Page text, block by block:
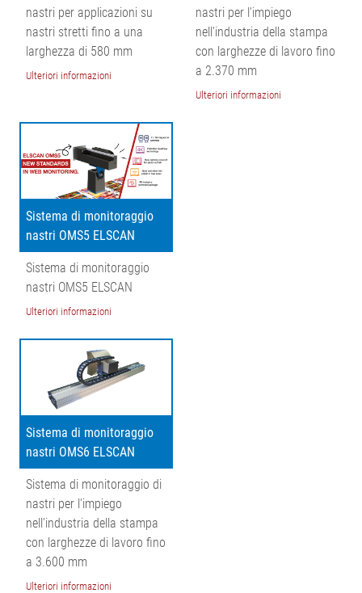
nastri per applicazioni su
nastri stretti fino a una
larghezza di 580 mm
Ulteriori informazioni
nastri per l'impiego
nell'industria della stampa
con larghezze di lavoro fino
a 2.370 mm
Ulteriori informazioni
Sistema di monitoraggio
nastri OMS5 ELSCAN
Sistema di monitoraggio
nastri OMS5 ELSCAN
Ulteriori informazioni
Sistema di monitoraggio
nastri OMS6 ELSCAN
Sistema di monitoraggio di
nastri per l'impiego
nell'industria della stampa
con larghezze di lavoro fino
a 3.600 mm
Ulteriori informazioni